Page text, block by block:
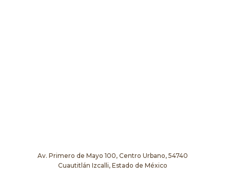
Av. Primero de Mayo 100, Centro Urbano, 54740
Cuautitlán Izcalli, Estado de México